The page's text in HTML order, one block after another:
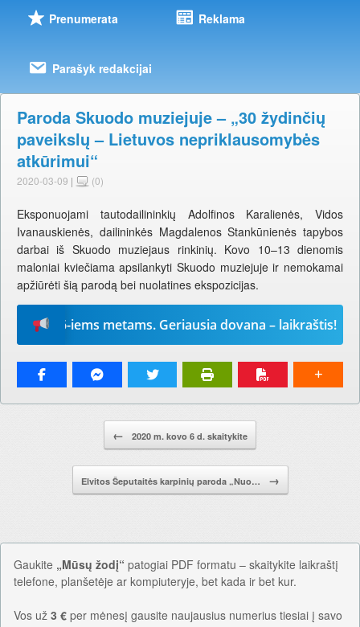
Prenumerata Reklama
Parašyk redakcijai
Paroda Skuodo muziejuje – „30 žydinčių
paveikslų – Lietuvos nepriklausomybės
atkūrimui“
2020-03-09 | (0)
Eksponuojami tautodailininkių Adolfinos Karalienės, Vidos
Ivanauskienės, dailininkės Magdalenos Stankūnienės tapybos
darbai iš Skuodo muziejaus rinkinių. Kovo 10–13 dienomis
maloniai kviečiama apsilankyti Skuodo muziejuje ir nemokamai
apžiūrėti šią parodą bei nuolatines ekspozicijas.
2026-iems metams. Geriausia dovana – laikraštis!
← 2020 m. kovo 6 d. skaitykite
Elvitos Šeputaitės karpinių paroda „Nuo… →
Gaukite „Mūsų žodį“ patogiai PDF formatu – skaitykite laikraštį
telefone, planšetėje ar kompiuteryje, bet kada ir bet kur.
Vos už 3 € per mėnesį gausite naujausius numerius tiesiai į savo